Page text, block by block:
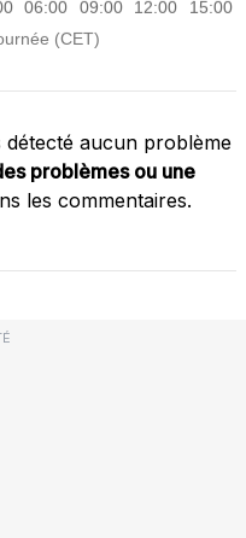
aucun problème
problèmes ou une
les commentaires.